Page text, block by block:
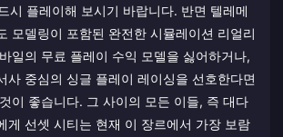
시 플레이해 보시기 바랍니다. 반면 텔레메
모델링이 포함된 완전한 시뮬레이션 리얼리
일의 무료 플레이 수익 모델을 싫어하거나,
사 중심의 싱글 플레이 레이싱을 선호한다면
이 좋습니다. 그 사이의 모든 이들, 즉 대다
게 선셋 시티는 현재 이 장르에서 가장 보람